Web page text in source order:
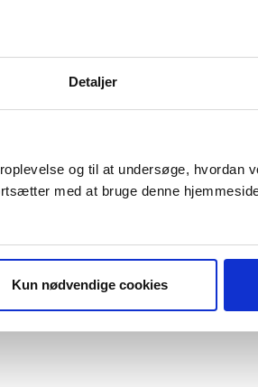
Detaljer
og til at undersøge, hvordan
med at bruge denne
Kun nødvendige cookies